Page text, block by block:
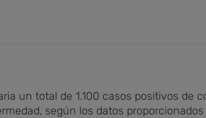
un total de 1.100 casos positivos de
según los datos